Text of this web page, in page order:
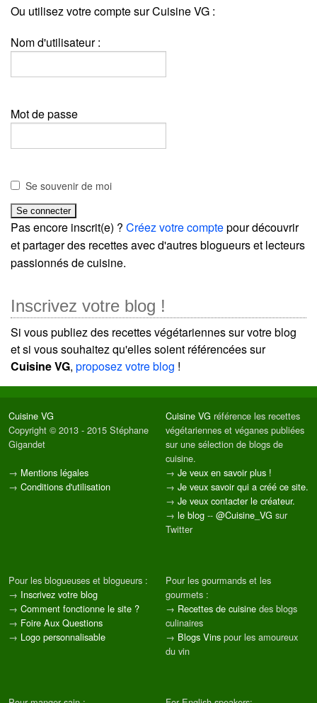
Ou utilisez votre compte sur Cuisine VG :
Nom d'utilisateur :
Mot de passe
Se souvenir de moi
Pas encore inscrit(e) ? Créez votre comptepour découvrir
et partager des recettes avec d'autres blogueurs et lecteurs
passionnés de cuisine.
Inscrivez votre blog !
Si vous publiez des recettes végétariennes sur votre blog
et si vous souhaitez qu'elles soient référencées sur
Cuisine VG, proposez votre blog !
Cuisine VG
Copyright © 2013 - 2015 Stéphane
Gigandet
→ Mentions légales
→ Conditions d'utilisation
Cuisine VG référence les recettes
végétariennes et véganes publiées
sur une sélection de blogs de
cuisine.
→ Je veux en savoir plus !
→ Je veux savoir qui a créé ce site.
→ Je veux contacter le créateur.
→ le blog -- @Cuisine_VG sur
Twitter
Pour les blogueuses et blogueurs :
→ Inscrivez votre blog
→ Comment fonctionne le site ?
→ Foire Aux Questions
→ Logo personnalisable
Pour les gourmands et les
gourmets :
→ Recettes de cuisine des blogs
culinaires
→ Blogs Vins pour les amoureux
du vin